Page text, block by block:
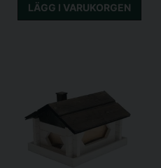
LÄGG I VARUKORGEN